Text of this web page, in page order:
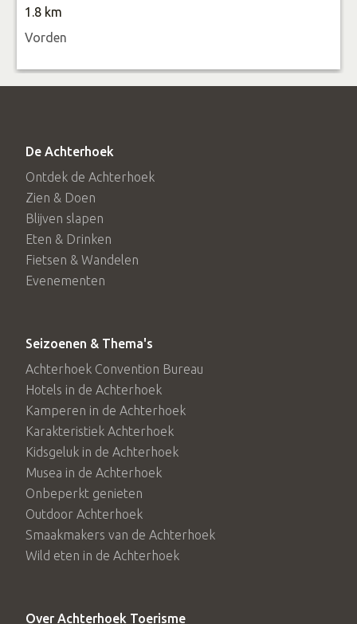
vier maanden als kalfje in de winter) bewegen de dieren
veel en ontwikkelen de spieren zich goed, de smaak van
het vlees is daardoor ook uniek.
1.8 km
Vorden
De Achterhoek
Ontdek de Achterhoek
Zien & Doen
Blijven slapen
Eten & Drinken
Fietsen & Wandelen
Evenementen
Seizoenen & Thema's
Achterhoek Convention Bureau
Hotels in de Achterhoek
Kamperen in de Achterhoek
Karakteristiek Achterhoek
Kidsgeluk in de Achterhoek
Musea in de Achterhoek
Onbeperkt genieten
Outdoor Achterhoek
Smaakmakers van de Achterhoek
Wild eten in de Achterhoek
Over Achterhoek Toerisme